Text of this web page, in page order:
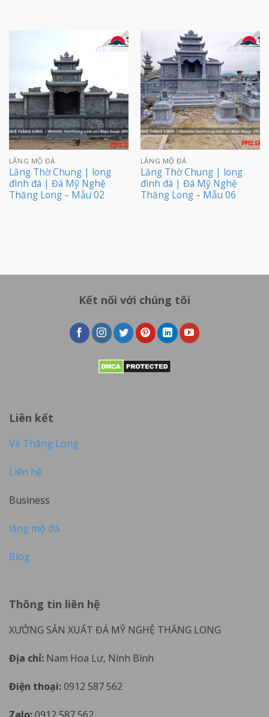
LĂNG MỘ ĐÁ
Lăng Thờ Chung | long
đình đá | Đá Mỹ Nghệ
Thăng Long – Mẫu 02
LĂNG MỘ ĐÁ
Lăng Thờ Chung | long
đình đá | Đá Mỹ Nghệ
Thăng Long – Mẫu 06
Kết nối với chúng tôi
Liên kết
Về Thăng Long
Liên hệ
Business
lăng mộ đá
Blog
Thông tin liên hệ
XƯỞNG SẢN XUẤT ĐÁ MỸ NGHỆ THĂNG LONG
Địa chỉ: Nam Hoa Lư, Ninh Bình
Điện thoại:0912 587 562